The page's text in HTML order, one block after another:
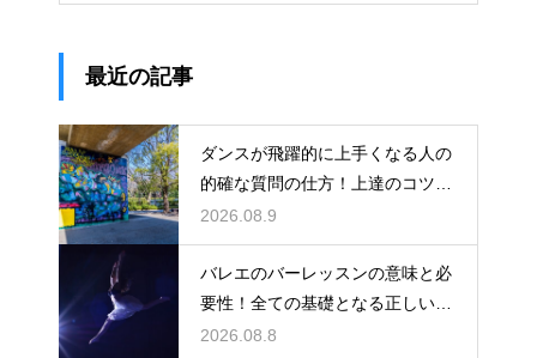
最近の記事
ダンスが飛躍的に上手くなる人の
的確な質問の仕方！上達のコツを
引き出す
2026.08.9
バレエのバーレッスンの意味と必
要性！全ての基礎となる正しい姿
勢と軸を
2026.08.8